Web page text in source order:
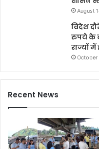
August
विदेश
रुपये के
राज्यों में
October
Recent News